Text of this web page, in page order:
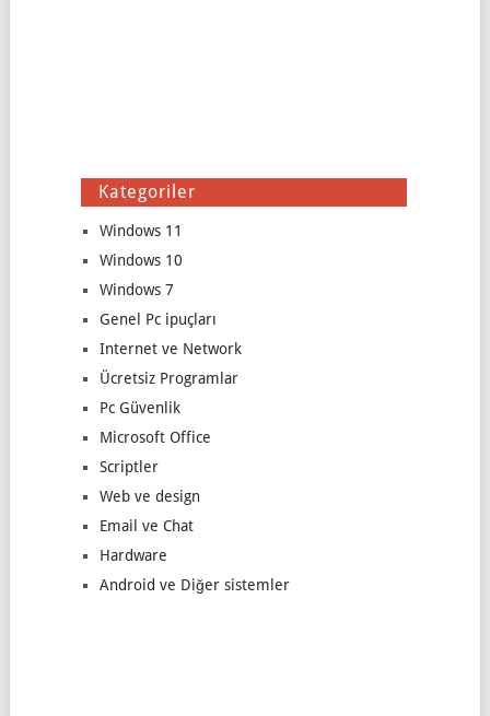
Kategoriler
Windows 11
Windows 10
Windows 7
Genel Pc ipuçları
Internet ve Network
Ücretsiz Programlar
Pc Güvenlik
Microsoft Office
Scriptler
Web ve design
Email ve Chat
Hardware
Android ve Diğer sistemler